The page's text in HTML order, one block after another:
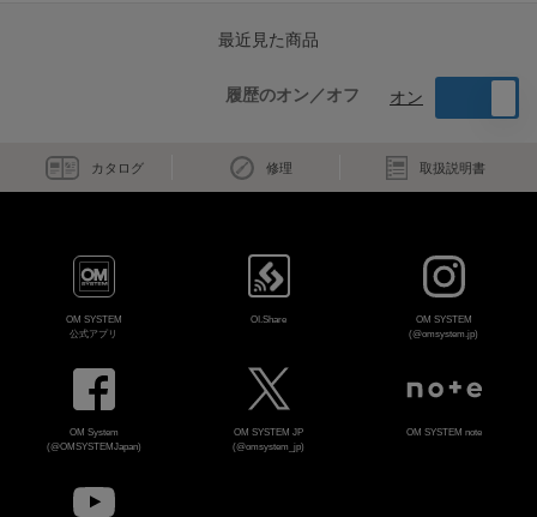
最近見た商品
履歴のオン／オフ オン
カタログ 修理 取扱説明書
OM SYSTEM
公式アプリ
OI.Share
OM SYSTEM
(@omsystem.jp)
OM System
(@OMSYSTEMJapan)
OM SYSTEM JP
(@omsystem_jp)
OM SYSTEM note